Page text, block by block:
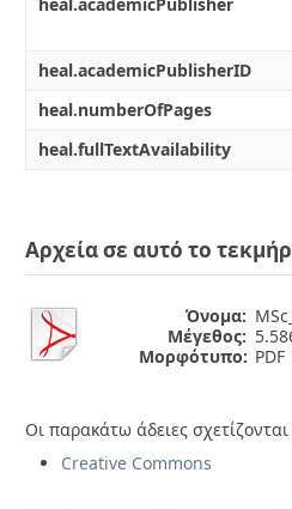
heal.academicPublisherID
heal.numberOfPages
heal.fullTextAvailability
Αρχεία σε αυτό το
Όνομα:
Μέγεθος:
Μορφότυπο: PDF
Οι παρακάτω άδειες
Creative Commons